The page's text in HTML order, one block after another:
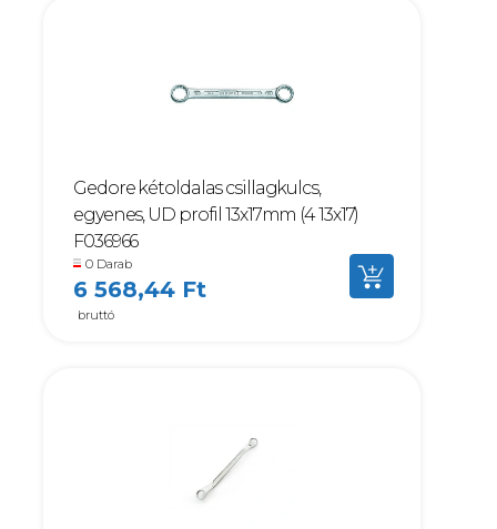
Gedore kétoldalas csillagkulcs,
egyenes, UD profil 13x17mm (4 13x17)
F036966
0 Darab
6 568,44 Ft
bruttó